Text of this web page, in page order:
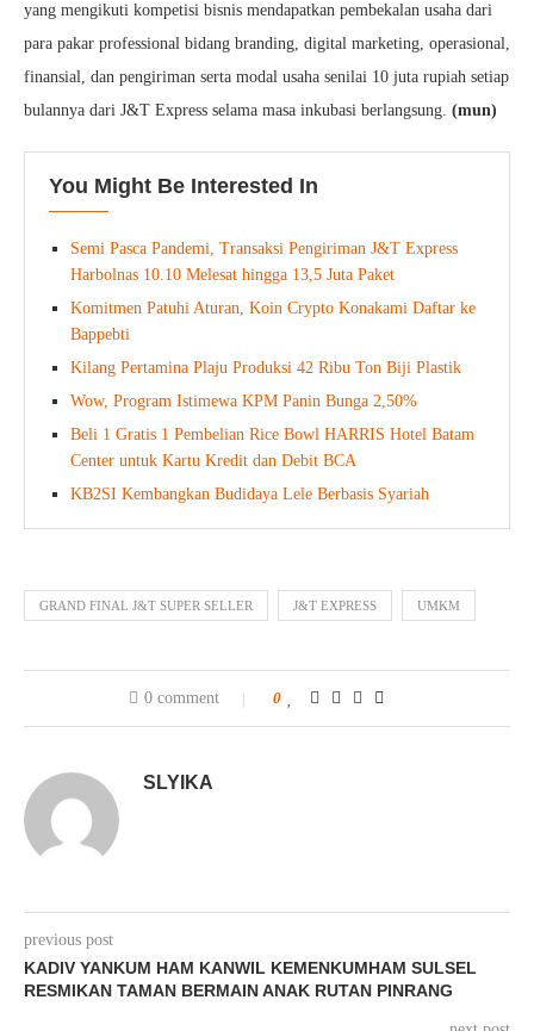
yang mengikuti kompetisi bisnis mendapatkan pembekalan usaha dari
para pakar professional bidang branding, digital marketing, operasional,
finansial, dan pengiriman serta modal usaha senilai 10 juta rupiah setiap
bulannya dari J&T Express selama masa inkubasi berlangsung. (mun)
You Might Be Interested In
Semi Pasca Pandemi, Transaksi Pengiriman J&T Express
Harbolnas 10.10 Melesat hingga 13,5 Juta Paket
Komitmen Patuhi Aturan, Koin Crypto Konakami Daftar ke
Bappebti
Kilang Pertamina Plaju Produksi 42 Ribu Ton Biji Plastik
Wow, Program Istimewa KPM Panin Bunga 2,50%
Beli 1 Gratis 1 Pembelian Rice Bowl HARRIS Hotel Batam
Center untuk Kartu Kredit dan Debit BCA
KB2SI Kembangkan Budidaya Lele Berbasis Syariah
GRAND FINAL J&T SUPER SELLER J&T EXPRESS UMKM
0 comment 0
SLYIKA
previous post
KADIV YANKUM HAM KANWIL KEMENKUMHAM SULSEL
RESMIKAN TAMAN BERMAIN ANAK RUTAN PINRANG